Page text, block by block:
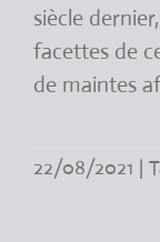
siècle
facettes de
de maintes
22/08/2021 |